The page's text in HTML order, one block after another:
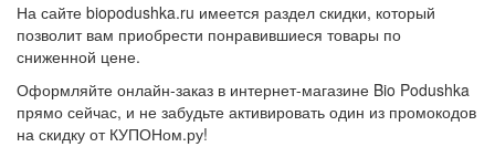
На сайте biopodushka.ru имеется раздел скидки, который
позволит вам приобрести понравившиеся товары по
сниженной цене.
Оформляйте онлайн-заказ в интернет-магазине Bio Podushka
прямо сейчас, и не забудьте активировать один из промокодов
на скидку от КУПОНом.ру!